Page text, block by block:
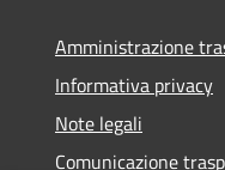
Amministrazione
Informativa privacy
Note legali
Comunicazione